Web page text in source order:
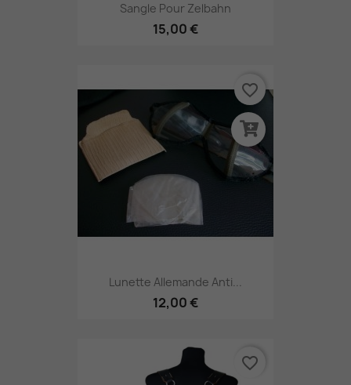
Sangle Pour Zelbahn
15,00 €
Lunette Allemande Anti...
12,00 €
favorite_border
favorite_border